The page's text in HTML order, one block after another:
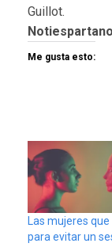
Guillot.
Me gusta esto:
Las mujeres
para evitar un